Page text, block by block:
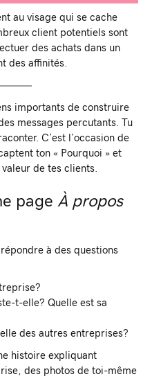
au visage qui se cache
client potentiels sont
des achats dans un
des affinités.
importants de construire
messages percutants. Tu
C’est l’occasion de
ton « Pourquoi » et
de tes clients.
page À propos
à des questions
t-elle? Quelle est sa
des autres entreprises?
histoire expliquant
des photos de toi-même